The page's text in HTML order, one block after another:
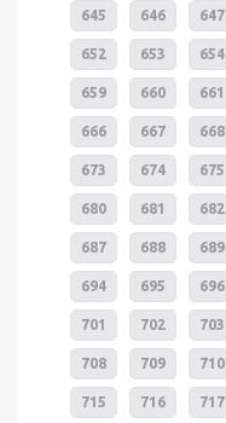
645 646 647
652 653 654
659 660 661
666 667 668
673 674 675
680 681 682
687 688 689
694 695 696
701 702 703
708 709 710
715 716 717